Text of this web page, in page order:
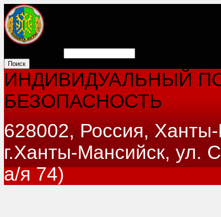
ИНДИВИДУАЛЬНЫЙ
БЕЗОПАСНОСТЬ
628002, Россия,
г.Ханты-Мансийск, ул.
а/я 74)